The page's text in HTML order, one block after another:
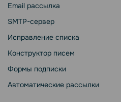
Email рассылка
SMTP-сервер
Исправление списка
Конструктор писем
Формы подписки
Автоматические рассылки